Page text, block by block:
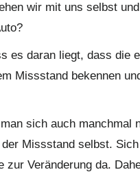
wir mit uns selbst
es daran liegt, dass die
Missstand bekennen
sich auch
Missstand selbst.
Veränderung da.